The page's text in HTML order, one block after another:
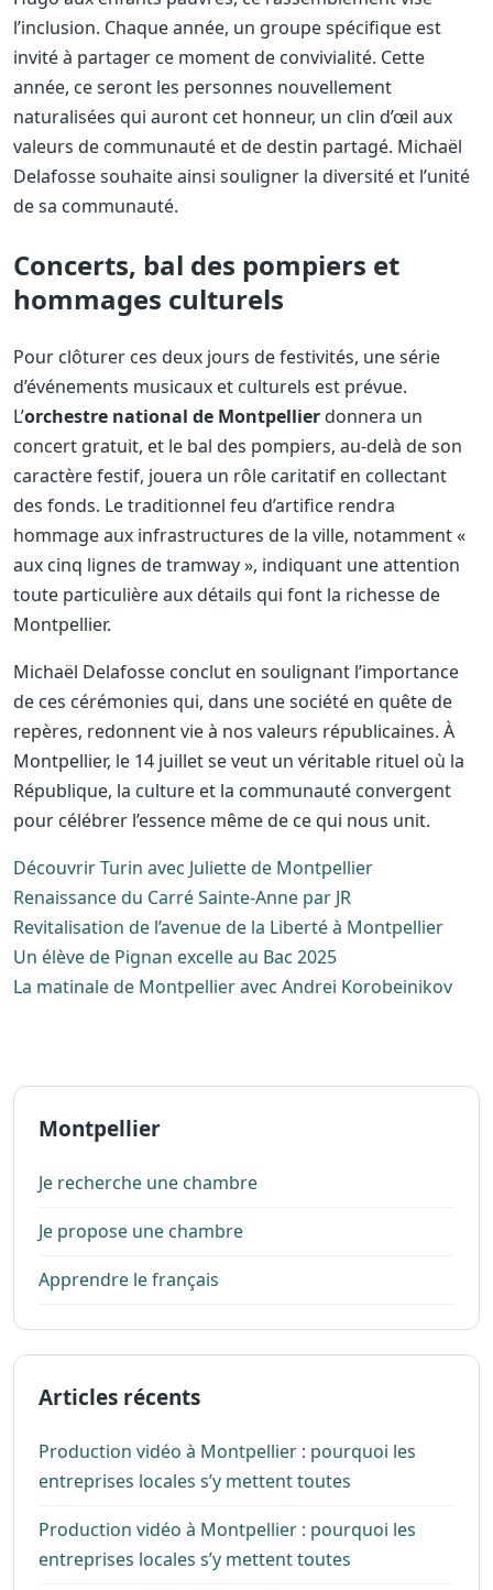
l’inclusion. Chaque année, un groupe spécifique est
invité à partager ce moment de convivialité. Cette
année, ce seront les personnes nouvellement
naturalisées qui auront cet honneur, un clin d’œil aux
valeurs de communauté et de destin partagé. Michaël
Delafosse souhaite ainsi souligner la diversité et l’unité
de sa communauté.
Concerts, bal des pompiers et
hommages culturels
Pour clôturer ces deux jours de festivités, une série
d’événements musicaux et culturels est prévue.
L’orchestre national de Montpellierdonnera un
concert gratuit, et le bal des pompiers, au-delà de son
caractère festif, jouera un rôle caritatif en collectant
des fonds. Le traditionnel feu d’artifice rendra
hommage aux infrastructures de la ville, notamment «
aux cinq lignes de tramway », indiquant une attention
toute particulière aux détails qui font la richesse de
Montpellier.
Michaël Delafosse conclut en soulignant l’importance
de ces cérémonies qui, dans une société en quête de
repères, redonnent vie à nos valeurs républicaines. À
Montpellier, le 14 juillet se veut un véritable rituel où la
République, la culture et la communauté convergent
pour célébrer l’essence même de ce qui nous unit.
Découvrir Turin avec Juliette de Montpellier
Renaissance du Carré Sainte-Anne par JR
Revitalisation de l’avenue de la Liberté à Montpellier
Un élève de Pignan excelle au Bac 2025
La matinale de Montpellier avec Andrei Korobeinikov
Montpellier
Je recherche une chambre
Je propose une chambre
Apprendre le français
Articles récents
Production vidéo à Montpellier : pourquoi les
entreprises locales s’y mettent toutes
Production vidéo à Montpellier : pourquoi les
entreprises locales s’y mettent toutes